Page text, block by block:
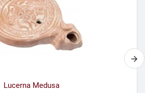
Lucerna Medusa